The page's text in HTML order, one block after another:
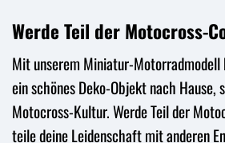
Werde Teil der Motocross-
Mit unserem Miniatur-
ein schönes Deko-Objekt nach Hause,
Motocross-Kultur. Werde Teil der
teile deine Leidenschaft mit anderen